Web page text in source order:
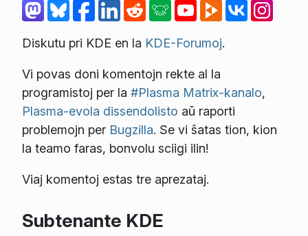
Diskutu pri KDE en la KDE-Forumoj.
Vi povas doni komentojn rekte al la
programistoj per la #Plasma Matrix-kanalo,
Plasma-evola dissendolisto aŭ raporti
problemojn per Bugzilla. Se vi ŝatas tion, kion
la teamo faras, bonvolu sciigi ilin!
Viaj komentoj estas tre aprezataj.
Subtenante KDE